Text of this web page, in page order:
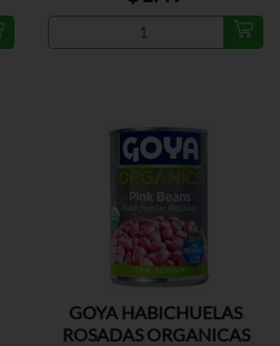
GOYA HABICHUELAS
ROSADAS ORGANICAS